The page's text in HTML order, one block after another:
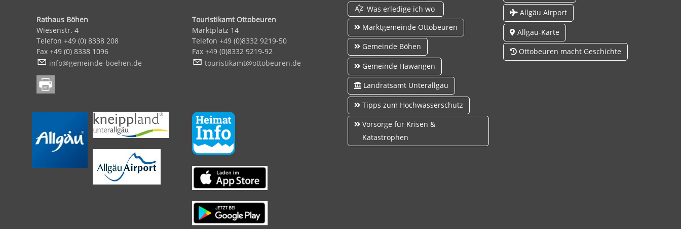
Rathaus Böhen
Wiesenstr. 4
Telefon +49 (0) 8338 208
Fax +49 (0) 8338 1096
nf
g m nd -b h n d
Touristikamt Ottobeuren
Marktplatz 14
Telefon +49 (0)8332 9219-50
Fax +49 (0)8332 9219-92
t
r st k mt tt b r n d
Was erledige ich wo
Marktgemeinde Ottobeuren
Gemeinde Böhen
Gemeinde Hawangen
Landratsamt Unterallgäu
Tipps zum Hochwasserschutz
Vorsorge für Krisen &
Katastrophen
Allgäu Airport
Allgäu-Karte
Ottobeuren macht Geschichte